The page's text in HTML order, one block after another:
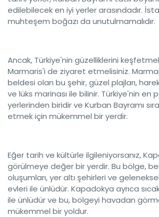
edilebilecek en iyi yerler arasındadır.
muhteşem boğazı da unutulmamalıdır.
Ancak, Türkiye'nin güzelliklerini
Marmaris'i de ziyaret etmelisiniz.
beldesi olan bu şehir, güzel plajları,
ve lüks marinası ile bilinir. Türkiye'nin en
yerlerinden biridir ve Kurban Bayramı
etmek için mükemmel bir yerdir.
Eğer tarih ve kültürle ilgileniyorsanız,
görülmeye değer bir yerdir. Bu bölge,
oluşumları, yer altı şehirleri ve
evleri ile ünlüdür. Kapadokya ayrıca
ile ünlüdür ve bu, bölgeyi havadan
mükemmel bir yoldur.